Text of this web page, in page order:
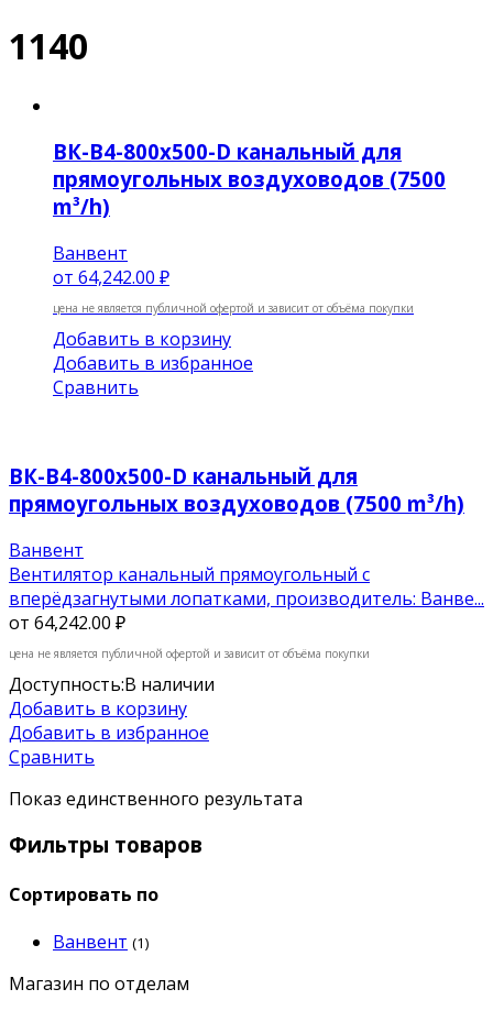
1140
ВК-В4-800х500-D канальный для
прямоугольных воздуховодов (7500
m³/h)
Ванвент
от 64,242.00 ₽
цена не является публичной офертой и зависит от объёма покупки
Добавить в корзину
Добавить в избранное
Сравнить
ВК-В4-800х500-D канальный для
прямоугольных воздуховодов (7500 m³/h)
Ванвент
Вентилятор канальный прямоугольный с
вперёдзагнутыми лопатками, производитель: Ванве...
от 64,242.00 ₽
цена не является публичной офертой и зависит от объёма покупки
Доступность:В наличии
Добавить в корзину
Добавить в избранное
Сравнить
Показ единственного результата
Фильтры товаров
Сортировать по
Ванвент (1)
Магазин по отделам